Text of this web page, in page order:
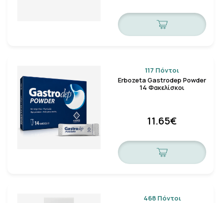
117 Πόντοι
Erbozeta Gastrodep Powder
14 Φακελίσκοι
11.65€
468 Πόντοι